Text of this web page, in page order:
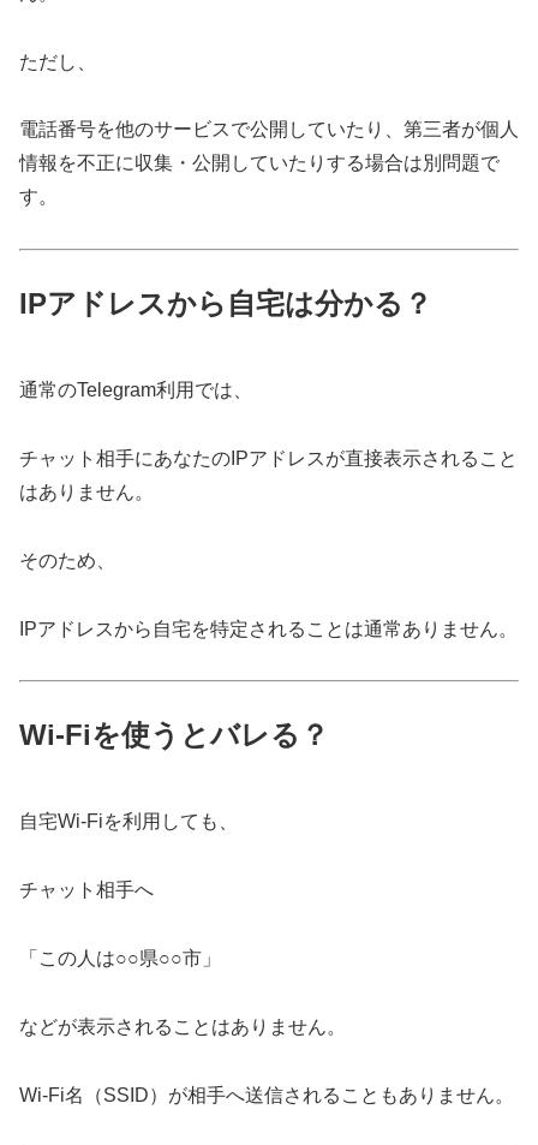
ただし、
電話番号を他のサービスで公開していたり、第三者が個人
情報を不正に収集・公開していたりする場合は別問題で
す。
IPアドレスから自宅は分かる？
通常のTelegram利用では、
チャット相手にあなたのIPアドレスが直接表示されること
はありません。
そのため、
IPアドレスから自宅を特定されることは通常ありません。
Wi-Fiを使うとバレる？
自宅Wi-Fiを利用しても、
チャット相手へ
「この人は○○県○○市」
などが表示されることはありません。
Wi-Fi名（SSID）が相手へ送信されることもありません。